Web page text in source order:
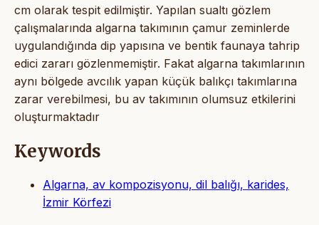
cm olarak tespit edilmiştir. Yapılan sualtı gözlem
çalışmalarında algarna takımının çamur zeminlerde
uygulandığında dip yapısına ve bentik faunaya tahrip
edici zararı gözlenmemiştir. Fakat algarna takımlarının
aynı bölgede avcılık yapan küçük balıkçı takımlarına
zarar verebilmesi, bu av takımının olumsuz etkilerini
oluşturmaktadır
Keywords
Algarna, av kompozisyonu, dil balığı, karides,
İzmir Körfezi